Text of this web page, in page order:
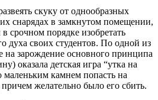
скуку от однообразных
снарядах в замкнутом помещении,
порядке изобретать
духа своих студентов. По одной из
на зарождение основного принципа
оказала детская игра “утка на
маленьким камнем попасть на
желательно было его сбить.